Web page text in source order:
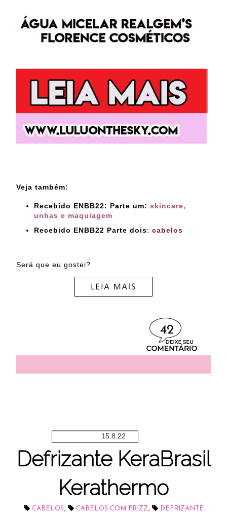
Veja também:
Recebido ENBB22: Parte um: skincare,
unhas e maquiagem
Recebido ENBB22 Parte dois: cabelos
Será que eu gostei?
42
15.8.22
Defrizante KeraBrasil
Kerathermo
CABELOS CABELOS COM FRIZZ
DEFRIZANTE